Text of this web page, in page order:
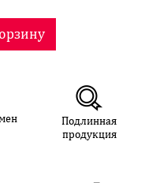
Подлинная
продукция